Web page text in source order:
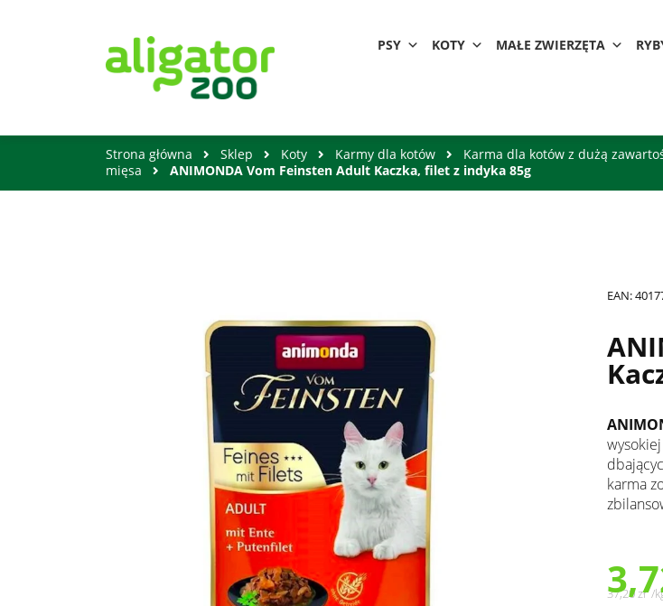
PSY KOTY MAŁE ZWIERZĘTA
Strona główna Sklep Koty Karmy dla kotów
Karma dla kotów z dużą
mięsa
ANIMONDA Vom Feinsten Adult Kaczka, filet z indyka 85g
EAN:
karma
37,20zł /